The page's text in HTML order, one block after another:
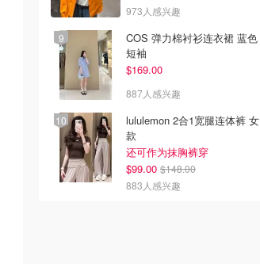
973人感兴趣
COS 弹力棉衬衫连衣裙 蓝色
短袖
$169.00
887人感兴趣
lululemon 2合1宽腿连体裤 女
款
还可作为抹胸裤穿
$99.00 $148.00
883人感兴趣